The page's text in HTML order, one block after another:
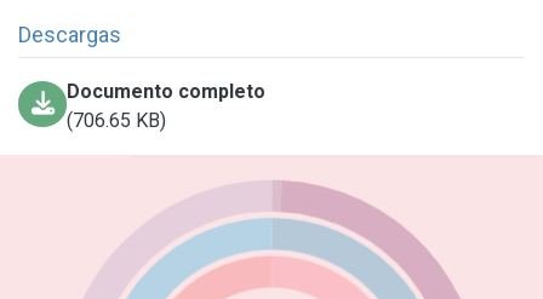
Descargas
Documento completo
(706.65 KB)